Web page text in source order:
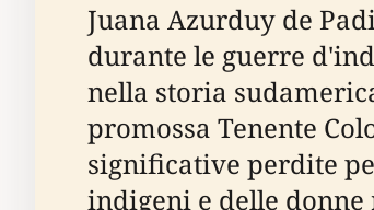
Juana Azurduy de
durante le guerre
nella storia
promossa Tenente
significative perdite
indigeni e delle